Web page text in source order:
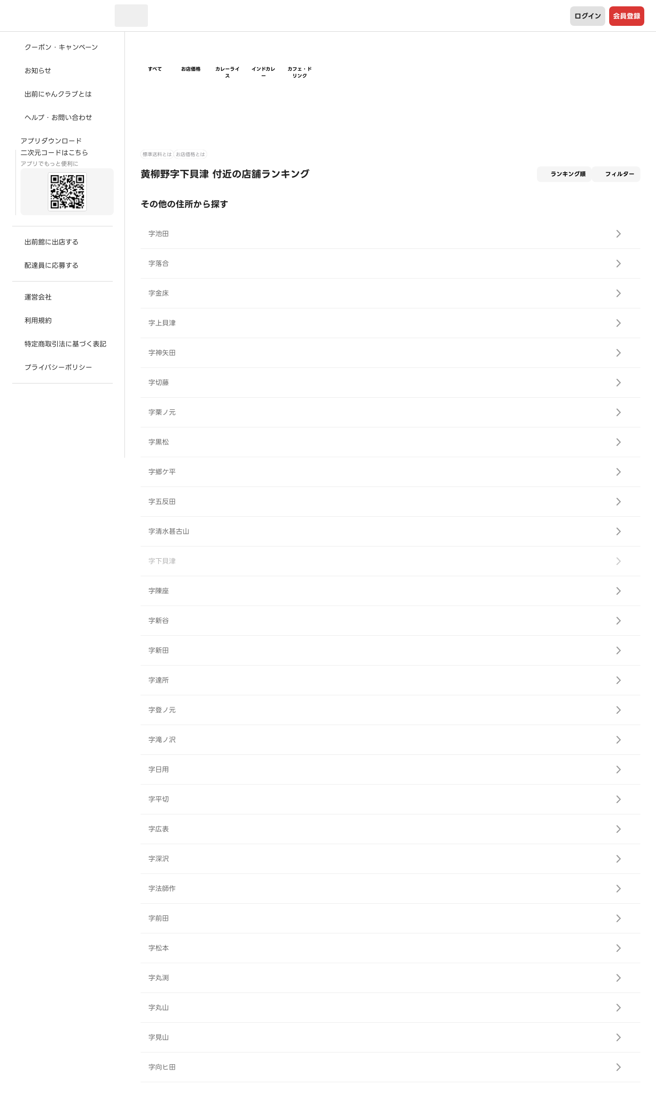
ログイン 会員登録
クーポン・キャンペーン
お知らせ
出前にゃんクラブとは
ヘルプ・お問い合わせ
アプリダウンロード
二次元コードはこちら
アプリでもっと便利に
出前館に出店する
配達員に応募する
運営会社
利用規約
特定商取引法に基づく表記
プライバシーポリシー
すべて お店価格
カレーライ
ス
インドカレ
ー
カフェ・ド
リンク
標準送料とは お店価格とは
黄柳野字下貝津 付近の店舗ランキング ランキング順 フィルター
その他の住所から探す
字池田
字落合
字金床
字上貝津
字神矢田
字切藤
字栗ノ元
字黒松
字郷ケ平
字五反田
字清水甚古山
字下貝津
字陳座
字新谷
字新田
字達所
字登ノ元
字滝ノ沢
字日用
字平切
字広表
字深沢
字法師作
字前田
字松本
字丸渕
字丸山
字見山
字向ヒ田